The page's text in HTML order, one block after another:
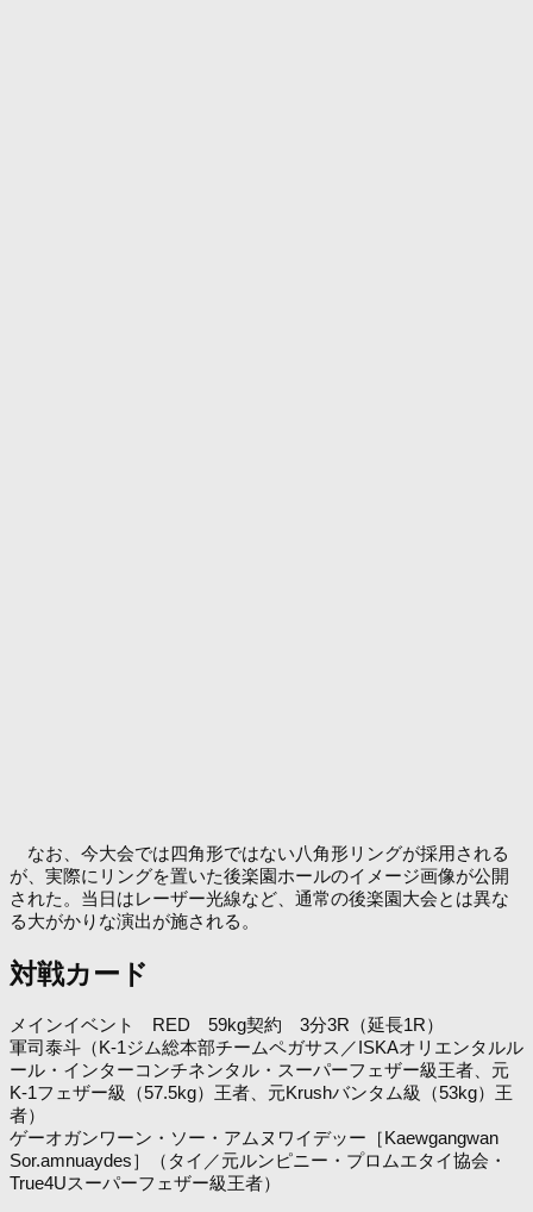
なお、今大会では四角形ではない八角形リングが採用される
が、実際にリングを置いた後楽園ホールのイメージ画像が公開
された。当日はレーザー光線など、通常の後楽園大会とは異な
る大がかりな演出が施される。
対戦カード
メインイベント RED 59kg契約 3分3R（延長1R）
軍司泰斗（K-1ジム総本部チームペガサス／ISKAオリエンタルル
ール・インターコンチネンタル・スーパーフェザー級王者、元
K-1フェザー級（57.5kg）王者、元Krushバンタム級（53kg）王
者）
ゲーオガンワーン・ソー・アムヌワイデッー［Kaewgangwan
Sor.amnuaydes］（タイ／元ルンピニー・プロムエタイ協会・
True4Uスーパーフェザー級王者）